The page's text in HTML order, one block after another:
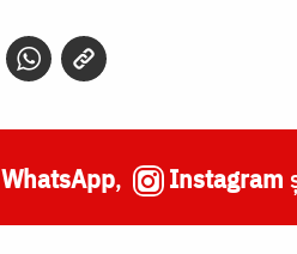
WhatsApp, Instagram